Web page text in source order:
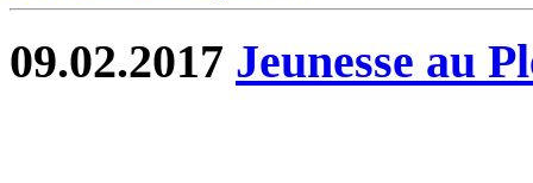
09.02.2017 Jeunesse au